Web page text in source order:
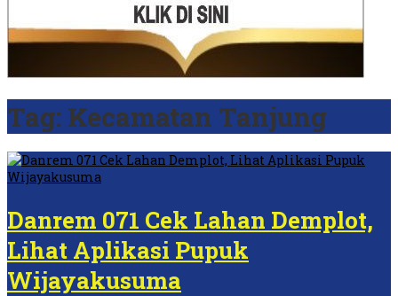
Tag: Kecamatan Tanjung
Danrem 071 Cek Lahan Demplot,
Lihat Aplikasi Pupuk
Wijayakusuma